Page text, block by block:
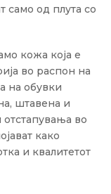
само од плута со
кожа која е
во распон на
на обувки
штавена и
во
како
и квалитетот